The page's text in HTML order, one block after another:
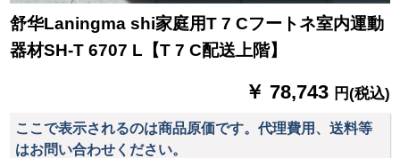
舒华Laningma shi家庭用T 7 Cフートネ室内運動
器材SH-T 6707 L【T 7 C配送上階】
￥ 78,743 円(税込)
ここで表示されるのは商品原価です。代理費用、送料等
はお問い合わせください。